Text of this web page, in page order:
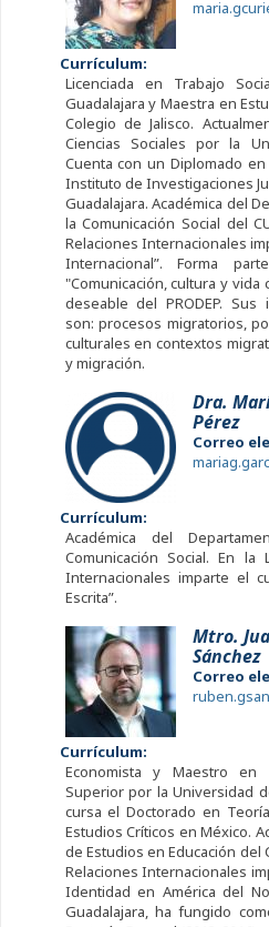
Currículum:
Licenciada en Trabajo
Guadalajara y Maestra en
Colegio de Jalisco.
Ciencias Sociales por la
Cuenta con un Diplomado
Instituto de Investigaciones
Guadalajara. Académica del
la Comunicación Social del
Relaciones Internacionales
Internacional”. Forma
"Comunicación, cultura y
deseable del PRODEP.
son: procesos migratorios,
culturales en contextos
y migración.
Dra.
Pérez
Correo
Currículum:
Académica del
Comunicación Social. En la
Internacionales imparte el
Escrita”.
Mtro.
Sánchez
Correo
Currículum:
Economista y Maestro en
Superior por la Universidad
cursa el Doctorado en
Estudios Críticos en México.
de Estudios en Educación del
Relaciones Internacionales
Identidad en América del
Guadalajara, ha fungido